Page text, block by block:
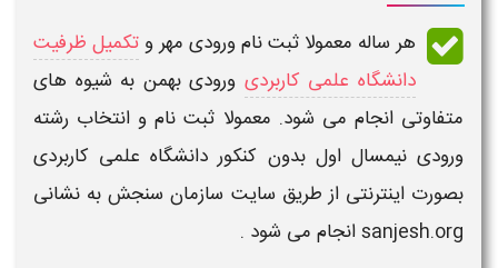
هر ساله معمولا ثبت نام ورودی مهر وتکمیل ظرفیت
دانشگاه علمی کاربردی ورودی بهمن به شیوه های
متفاوتی انجام می شود. معمولا ثبت نام و انتخاب رشته
ورودی نیمسال اولبدون کنکور دانشگاه علمی کاربردی
بصورت اینترنتی از طریق سایت سازمان سنجش به نشانی
sanjesh.orgانجام می شود .